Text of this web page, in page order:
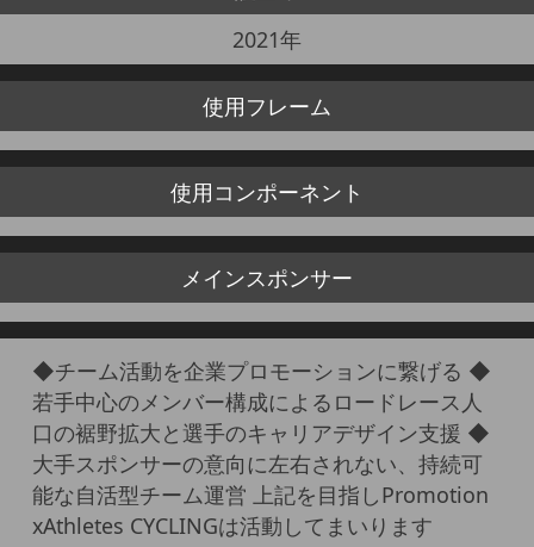
2021年
使用フレーム
使用コンポーネント
メインスポンサー
◆チーム活動を企業プロモーションに繋げる ◆
若手中心のメンバー構成によるロードレース人
口の裾野拡大と選手のキャリアデザイン支援 ◆
大手スポンサーの意向に左右されない、持続可
能な自活型チーム運営 上記を目指しPromotion
xAthletes CYCLINGは活動してまいります